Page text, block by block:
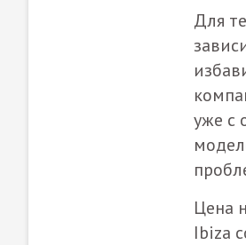
Для
уже с
Цена
Ibiza